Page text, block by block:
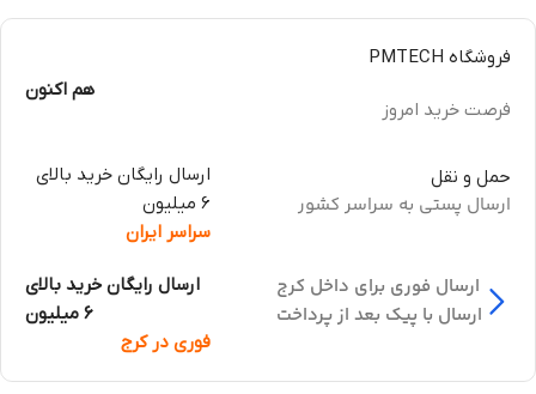
فروشگاه PMTECH
فرصت خرید امروز
هم اکنون
حمل و نقل
ارسال پستی به سراسر کشور
ارسال رایگان خرید بالای
6 میلیون
سراسر ایران
ارسال فوری برای داخل کرج
ارسال با پیک بعد از پرداخت
ارسال رایگان خرید بالای
6 میلیون
فوری در کرج